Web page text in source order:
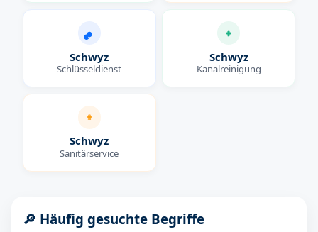
Schwyz
Schlüsseldienst
Schwyz
Kanalreinigung
Schwyz
Sanitärservice
🔎 Häufig gesuchte Begriffe